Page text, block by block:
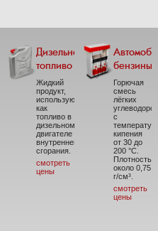
Дизельное
топливо
Жидкий
продукт,
использующийся
как
топливо в
дизельном
двигателе
внутреннего
сгорания.
смотреть
цены
бензины
Горючая
смесь
лёгких
с
кипения
от 30 до
200 °C.
Плотность
около 0,75
г/см³.
смотреть
цены